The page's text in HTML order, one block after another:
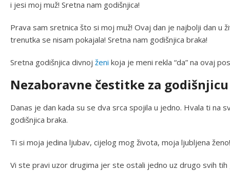
i jesi moj muž! Sretna nam godišnjica!
Prava sam sretnica što si moj muž! Ovaj dan je najbolji dan u
trenutka se nisam pokajala! Sretna nam godišnjica braka!
Sretna godišnjica divnoj ženi koja je meni rekla “da” na ovaj
Nezaboravne čestitke za
Danas je dan kada su se dva srca spojila u jedno. Hvala ti na
godišnjica braka.
Ti si moja jedina ljubav, cijelog mog života, moja ljubljena
Vi ste pravi uzor drugima jer ste ostali jedno uz drugo svih